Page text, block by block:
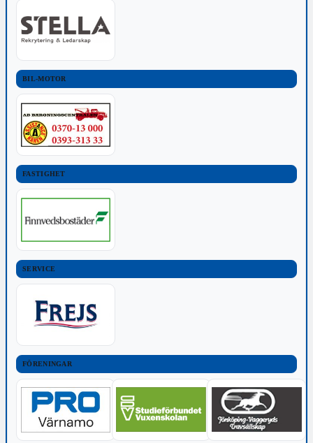
BIL-MOTOR
FASTIGHET
SERVICE
FÖRENINGAR